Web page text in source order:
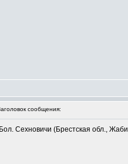
сообщения:
Сехновичи (Брестская обл.,